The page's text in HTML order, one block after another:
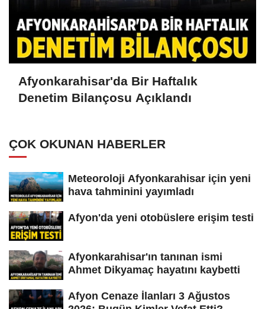
Afyonkarahisar'da Bir Haftalık
Denetim Bilançosu Açıklandı
ÇOK OKUNAN HABERLER
Meteoroloji Afyonkarahisar için yeni
hava tahminini yayımladı
Afyon'da yeni otobüslere erişim testi
Afyonkarahisar'ın tanınan ismi
Ahmet Dikyamaç hayatını kaybetti
Afyon Cenaze İlanları 3 Ağustos